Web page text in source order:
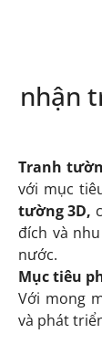
nhận
Tranh
với mục
tường 3D,
đích và
nước.
Mục tiêu
Với mong
và phát